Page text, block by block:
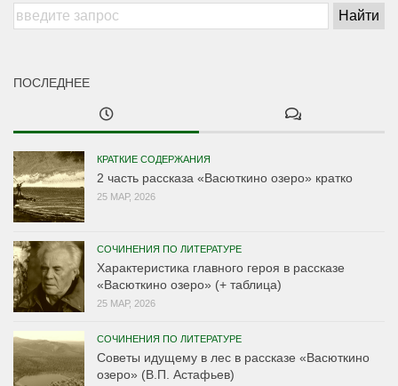
ПОСЛЕДНЕЕ
КРАТКИЕ СОДЕРЖАНИЯ
2 часть рассказа «Васюткино озеро» кратко
25 МАР, 2026
СОЧИНЕНИЯ ПО ЛИТЕРАТУРЕ
Характеристика главного героя в рассказе
«Васюткино озеро» (+ таблица)
25 МАР, 2026
СОЧИНЕНИЯ ПО ЛИТЕРАТУРЕ
Советы идущему в лес в рассказе «Васюткино
озеро» (В.П. Астафьев)